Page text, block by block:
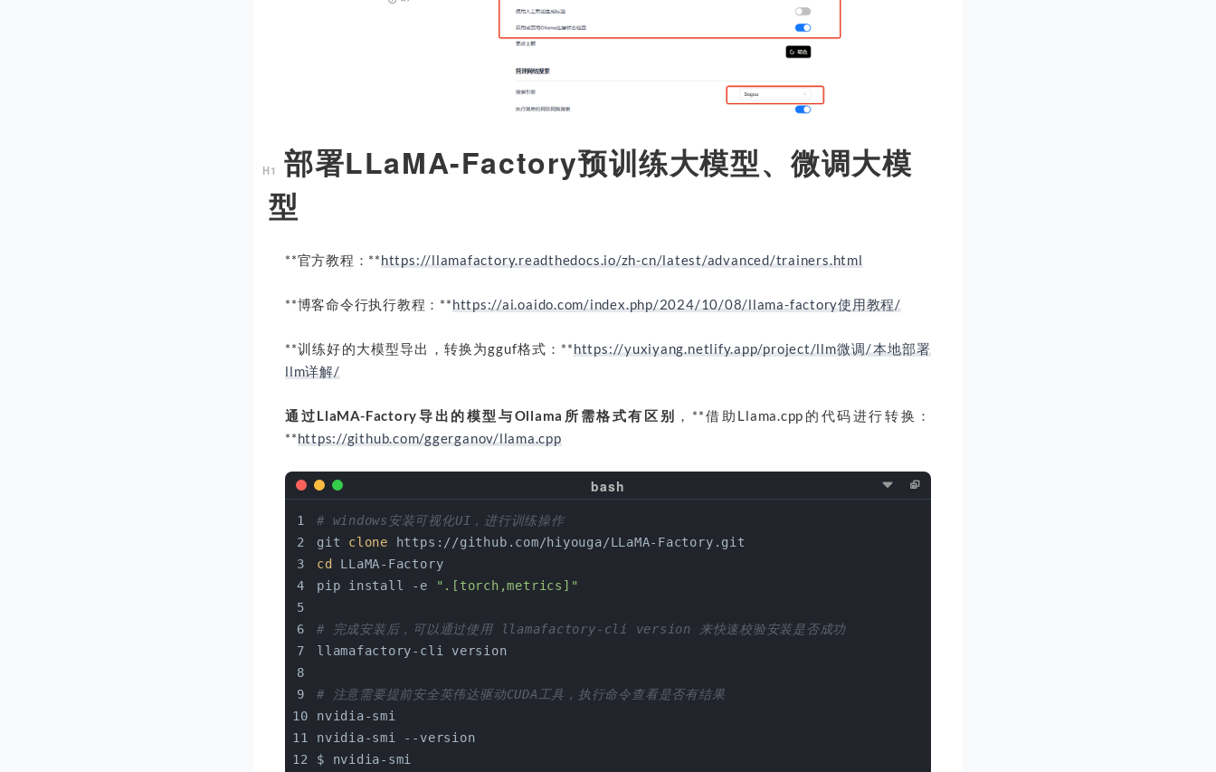
部署LLaMA-Factory预训练大模型、微调大模
型
**官方教程：**https://llamafactory.readthedocs.io/zh-cn/latest/advanced/trainers.html
**博客命令行执行教程：**https://ai.oaido.com/index.php/2024/10/08/llama-factory使用教程/
**训练好的大模型导出，转换为gguf格式：**https://yuxiyang.netlify.app/project/llm微调/本地部署
llm详解/
通过LlaMA-Factory导出的模型与Ollama所需格式有区别 ，**借助Llama.cpp的代码进行转换：
**https://github.com/ggerganov/llama.cpp
# windows安装可视化UI，进行训练操作
git clone https://github.com/hiyouga/LLaMA-Factory.git
cd
LLaMA-Factory
pip install -e
".[torch,metrics]"
# 完成安装后，可以通过使用 llamafactory-cli version 来快速校验安装是否成功
llamafactory-cli version
# 注意需要提前安全英伟达驱动CUDA工具，执行命令查看是否有结果
nvidia-smi
nvidia-smi --version
$ nvidia-smi